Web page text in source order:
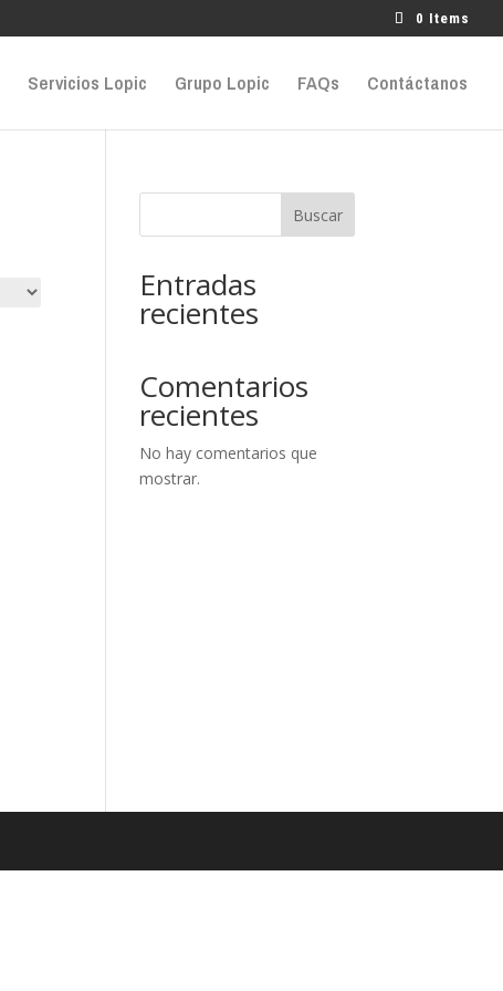
0 Items
Servicios Lopic Grupo Lopic FAQs Contáctanos
Buscar
Entradas
recientes
Comentarios
recientes
No hay comentarios que
mostrar.